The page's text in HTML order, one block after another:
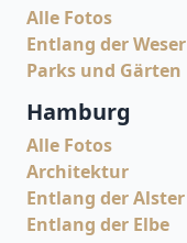
Alle Fotos
Entlang der Weser
Parks und Gärten
Hamburg
Alle Fotos
Architektur
Entlang der Alster
Entlang der Elbe